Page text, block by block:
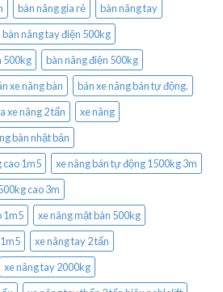
bàn nâng gía rẻ
bàn nâng tay
bàn nâng tay điện 500kg
500kg
bàn nâng điện 500kg
xe nâng bàn
bán xe nâng bán tự động.
xe nâng 2 tấn
xe nâng
bàn nhật bản
cao 1m5
xe nâng bán tự động 1500kg 3m
cao 3m
1m5
xe nâng mặt bàn 500kg
xe nâng tay 2 tấn
xe nâng tay 2000kg